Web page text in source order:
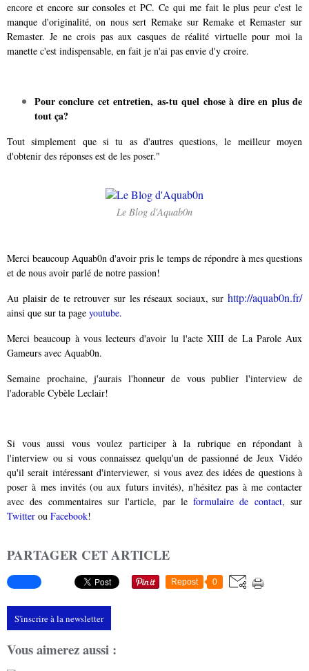
encore et encore sur consoles et PC. Ce qui me fait le plus peur c'est le
manque d'originalité, on nous sert Remake sur Remake et Remaster sur
Remaster. Je ne crois pas aux casques de réalité virtuelle pour moi la
manette c'est indispensable, en fait je n'ai pas envie d'y croire.
Pour conclure cet entretien, as-tu quel chose à dire en plus de
tout ça?
Tout simplement que si tu as d'autres questions, le meilleur moyen
d'obtenir des réponses est de les poser."
Le Blog d'Aquab0n
Merci beaucoup Aquab0n d'avoir pris le temps de répondre à mes questions
et de nous avoir parlé de notre passion!
Au plaisir de te retrouver sur les réseaux sociaux, sur http://aquab0n.fr/
ainsi que sur ta page youtube.
Merci beaucoup à vous lecteurs d'avoir lu l'acte XIII de La Parole Aux
Gameurs avec Aquab0n.
Semaine prochaine, j'aurais l'honneur de vous publier l'interview de
l'adorable Cybèle Leclair!
Si vous aussi vous voulez participer à la rubrique en répondant à
l'interview ou si vous connaissez quelqu'un de passionné de Jeux Vidéo
qu'il serait intéressant d'interviewer, si vous avez des idées de questions à
poser à mes invités (ou aux futurs invités), n'hésitez pas à me contacter
avec des commentaires sur l'article, par le formulaire de contact, sur
Twitter ou Facebook!
PARTAGER CET ARTICLE
Repost 0
S'inscrire à la newsletter
Vous aimerez aussi :